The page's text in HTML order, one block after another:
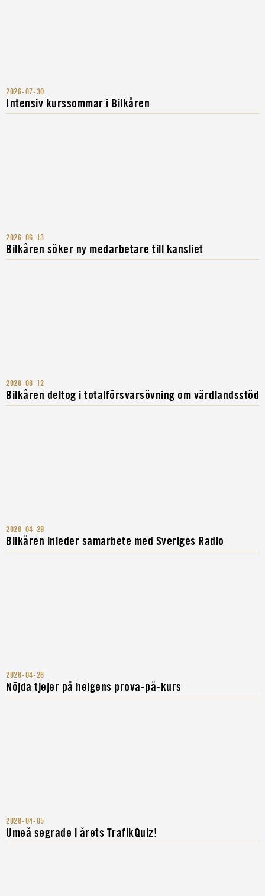
2026-07-30
Intensiv kurssommar i Bilkåren
2026-06-13
Bilkåren söker ny medarbetare till kansliet
2026-06-12
Bilkåren deltog i totalförsvarsövning om värdlandsstöd
2026-04-29
Bilkåren inleder samarbete med Sveriges Radio
2026-04-26
Nöjda tjejer på helgens prova-på-kurs
2026-04-05
Umeå segrade i årets TrafikQuiz!